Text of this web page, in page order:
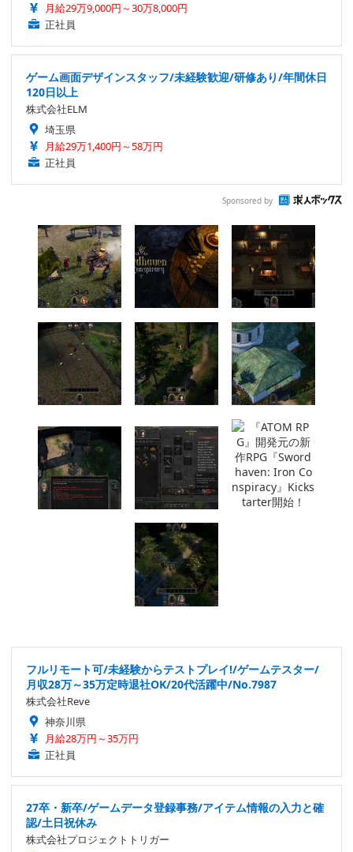
月給29万9,000円～30万8,000円
正社員
ゲーム画面デザインスタッフ/未経験歓迎/研修あり/年間休日
120日以上
株式会社ELM
埼玉県
月給29万1,400円～58万円
正社員
Sponsored by
フルリモート可/未経験からテストプレイ!/ゲームテスター/
月収28万～35万定時退社OK/20代活躍中/No.7987
株式会社Reve
神奈川県
月給28万円～35万円
正社員
27卒・新卒/ゲームデータ登録事務/アイテム情報の入力と確
認/土日祝休み
株式会社プロジェクトトリガー